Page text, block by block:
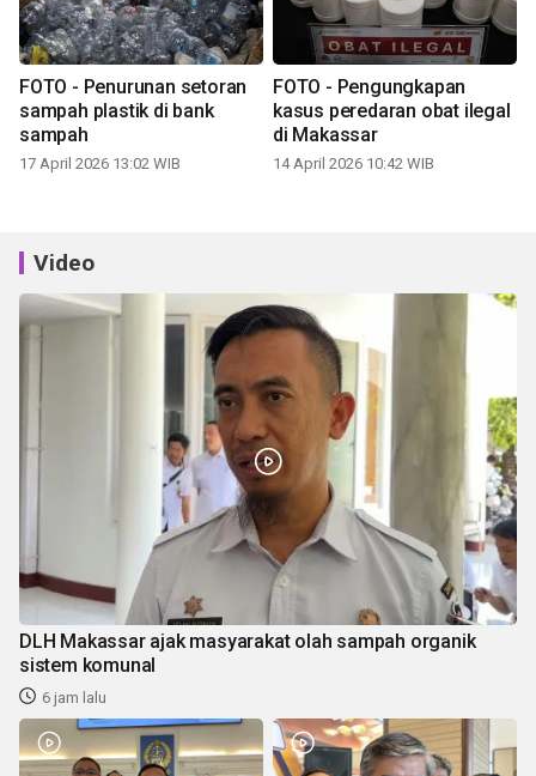
FOTO - Penurunan setoran
sampah plastik di bank
sampah
17 April 2026 13:02 WIB
FOTO - Pengungkapan
kasus peredaran obat ilegal
di Makassar
14 April 2026 10:42 WIB
Video
DLH Makassar ajak masyarakat olah sampah organik
sistem komunal
6 jam lalu